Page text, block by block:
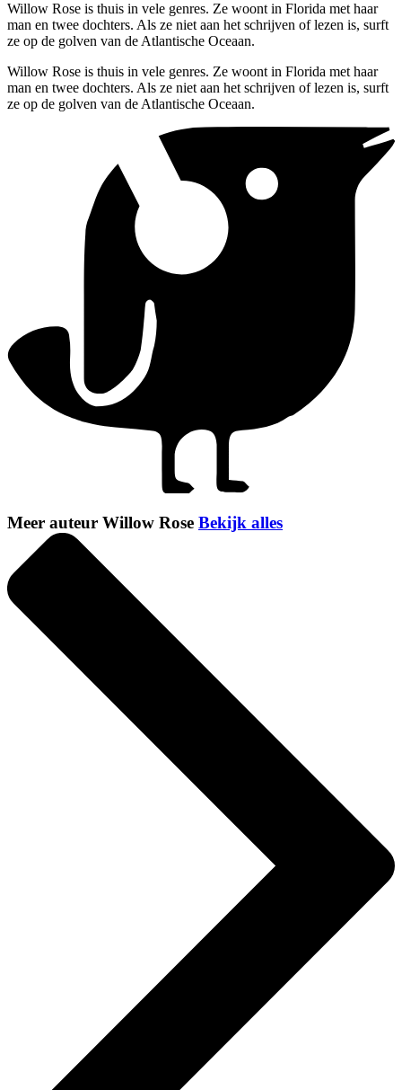
Willow Rose is thuis in vele genres. Ze woont in Florida met haar
man en twee dochters. Als ze niet aan het schrijven of lezen is, surft
ze op de golven van de Atlantische Oceaan.
Willow Rose is thuis in vele genres. Ze woont in Florida met haar
man en twee dochters. Als ze niet aan het schrijven of lezen is, surft
ze op de golven van de Atlantische Oceaan.
Meer auteur Willow Rose Bekijk alles